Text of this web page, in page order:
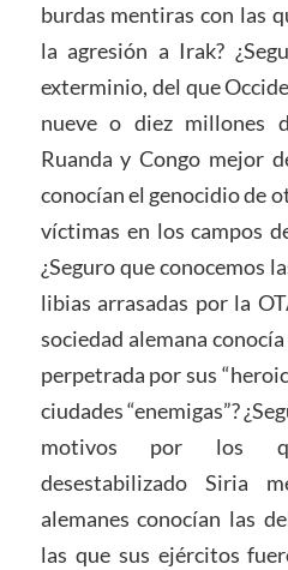
burdas mentiras con las
la agresión a Irak?
exterminio, del que
nueve o diez millones
Ruanda y Congo mejor
conocían el genocidio de
víctimas en los campos
¿Seguro que conocemos
libias arrasadas por la
sociedad alemana
perpetrada por sus
ciudades “enemigas”?
motivos por los
desestabilizado Siria
alemanes conocían las
las que sus ejércitos